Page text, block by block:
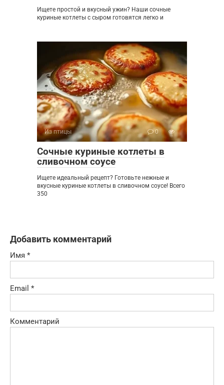
Ищете простой и вкусный ужин? Наши сочные
куриные котлеты с сыром готовятся легко и
Из птицы 0
Сочные куриные котлеты в
сливочном соусе
Ищете идеальный рецепт? Готовьте нежные и
вкусные куриные котлеты в сливочном соусе! Всего
350
Добавить комментарий
Имя *
Email *
Комментарий